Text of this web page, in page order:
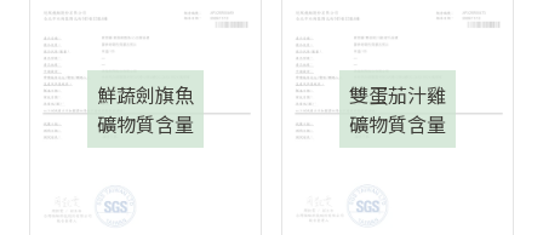
鮮蔬劍旗魚
礦物質含量
雙蛋茄汁雞
礦物質含量